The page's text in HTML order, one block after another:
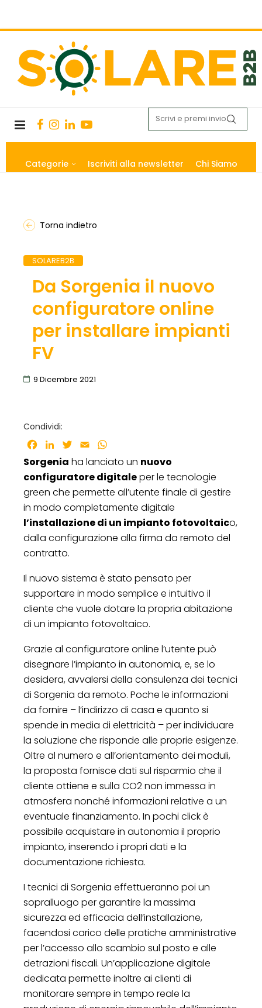
Categorie Iscriviti alla newsletter Chi Siamo
Torna indietro
SOLAREB2B
Da Sorgenia il nuovo
configuratore online
per installare impianti
FV
9 Dicembre 2021
Condividi:
Facebook
LinkedInTwitter
Email
Sorgenia ha lanciato un nuovo
configuratore digitaleper le tecnologie
green che permette all’utente finale di gestire
in modo completamente digitale
l’installazione di un impianto fotovoltaico,
dalla configurazione alla firma da remoto del
contratto.
Il nuovo sistema è stato pensato per
supportare in modo semplice e intuitivo il
cliente che vuole dotare la propria abitazione
di un impianto fotovoltaico.
Grazie al configuratore online l’utente può
disegnare l’impianto in autonomia, e, se lo
desidera, avvalersi della consulenza dei tecnici
di Sorgenia da remoto. Poche le informazioni
da fornire – l’indirizzo di casa e quanto si
spende in media di elettricità – per individuare
la soluzione che risponde alle proprie esigenze.
Oltre al numero e all’orientamento dei moduli,
la proposta fornisce dati sul risparmio che il
cliente ottiene e sulla CO2 non immessa in
atmosfera nonché informazioni relative a un
eventuale finanziamento. In pochi click è
possibile acquistare in autonomia il proprio
impianto, inserendo i propri dati e la
documentazione richiesta.
I tecnici di Sorgenia effettueranno poi un
sopralluogo per garantire la massima
sicurezza ed efficacia dell’installazione,
facendosi carico delle pratiche amministrative
per l’accesso allo scambio sul posto e alle
detrazioni fiscali. Un’applicazione digitale
dedicata permette inoltre ai clienti di
monitorare sempre in tempo reale la